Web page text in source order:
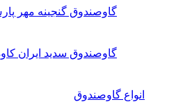
گاوصندوق گنجینه مهر
گاوصندوق سدید ایران
انواع گاوصندوق